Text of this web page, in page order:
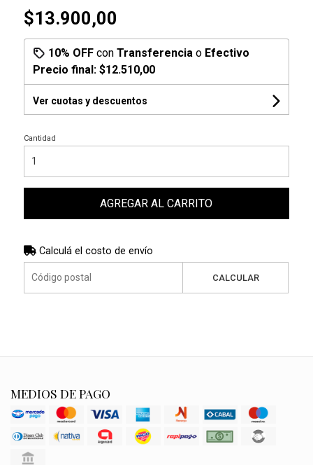
$13.900,00
10% OFFcon Transferencia o Efectivo
Precio final: $12.510,00
Ver cuotas y descuentos
Cantidad
AGREGAR AL CARRITO
Calculá el costo de envío
CALCULAR
MEDIOS DE PAGO